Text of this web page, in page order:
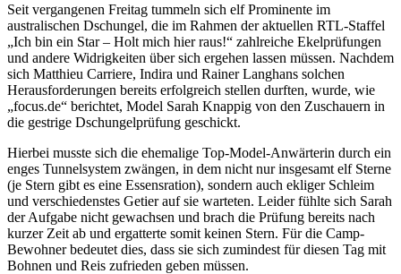
Seit vergangenen Freitag tummeln sich elf Prominente im
australischen Dschungel, die im Rahmen der aktuellen RTL-Staffel
„Ich bin ein Star – Holt mich hier raus!“ zahlreiche Ekelprüfungen
und andere Widrigkeiten über sich ergehen lassen müssen. Nachdem
sich Matthieu Carriere, Indira und Rainer Langhans solchen
Herausforderungen bereits erfolgreich stellen durften, wurde, wie
„focus.de“ berichtet, Model Sarah Knappig von den Zuschauern in
die gestrige Dschungelprüfung geschickt.
Hierbei musste sich die ehemalige Top-Model-Anwärterin durch ein
enges Tunnelsystem zwängen, in dem nicht nur insgesamt elf Sterne
(je Stern gibt es eine Essensration), sondern auch ekliger Schleim
und verschiedenstes Getier auf sie warteten. Leider fühlte sich Sarah
der Aufgabe nicht gewachsen und brach die Prüfung bereits nach
kurzer Zeit ab und ergatterte somit keinen Stern. Für die Camp-
Bewohner bedeutet dies, dass sie sich zumindest für diesen Tag mit
Bohnen und Reis zufrieden geben müssen.